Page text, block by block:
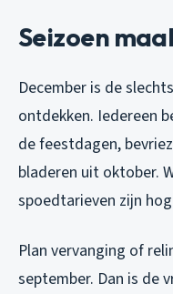
Seizoen
December is de
ontdekken. Iedereen
de feestdagen,
bladeren uit oktober.
spoedtarieven zijn
Plan vervanging of
september. Dan is de